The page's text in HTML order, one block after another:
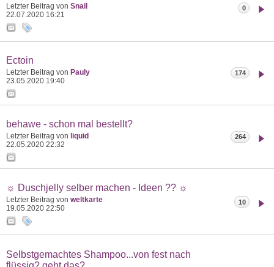
Letzter Beitrag von Snail
22.07.2020 16:21
0
Ectoin
Letzter Beitrag von Pauly
23.05.2020 19:40
174
behawe - schon mal bestellt?
Letzter Beitrag von liquid
22.05.2020 22:32
264
☼ Duschjelly selber machen - Ideen ?? ☼
Letzter Beitrag von weltkarte
19.05.2020 22:50
10
Selbstgemachtes Shampoo...von fest nach